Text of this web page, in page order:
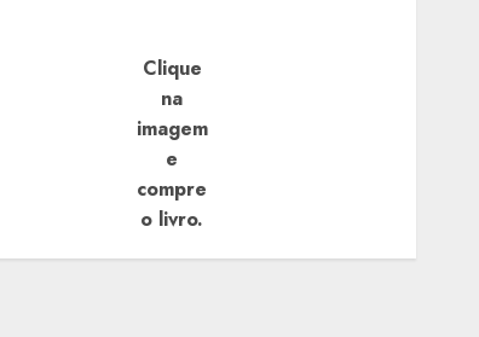
Clique
na
imagem
e
compre
o livro.